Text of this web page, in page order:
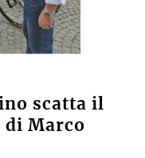
scatta il
di Marco